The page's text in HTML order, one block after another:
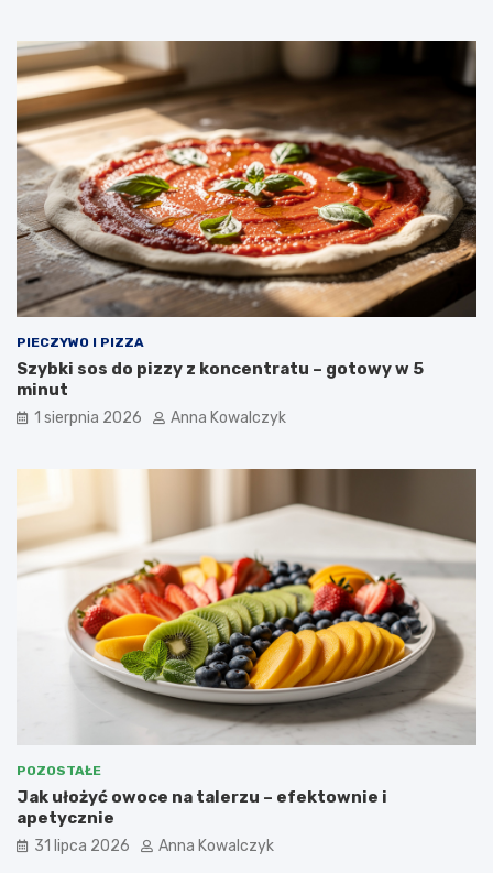
PIECZYWO I PIZZA
Szybki sos do pizzy z koncentratu – gotowy w 5
minut
1 sierpnia 2026 Anna Kowalczyk
POZOSTAŁE
Jak ułożyć owoce na talerzu – efektownie i
apetycznie
31 lipca 2026 Anna Kowalczyk